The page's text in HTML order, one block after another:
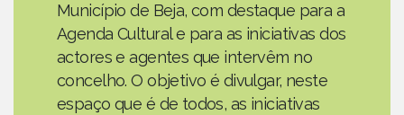
Município de Beja, com destaque para a
Agenda Cultural e para as iniciativas dos
actores e agentes que intervêm no
concelho. O objetivo é divulgar, neste
espaço que é de todos, as iniciativas